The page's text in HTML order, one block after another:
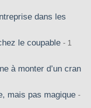
dans les
le coupable
1
à monter d’un cran
mais pas magique